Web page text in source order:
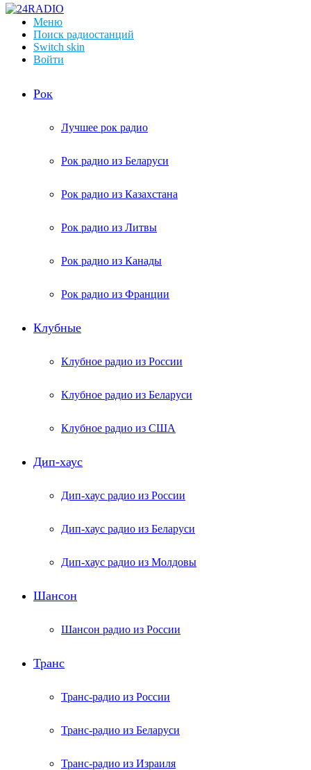
Меню
Поиск радиостанций
Switch skin
Войти
Рок
Лучшее рок радио
Рок радио из Беларуси
Рок радио из Казахстана
Рок радио из Литвы
Рок радио из Канады
Рок радио из Франции
Клубные
Клубное радио из России
Клубное радио из Беларуси
Клубное радио из США
Дип-хаус
Дип-хаус радио из России
Дип-хаус радио из Беларуси
Дип-хаус радио из Молдовы
Шансон
Шансон радио из России
Транс
Транс-радио из России
Транс-радио из Беларуси
Транс-радио из Израиля